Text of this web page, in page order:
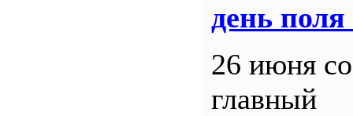
день поля
26 июня
главный